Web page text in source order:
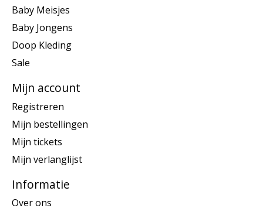
Baby Meisjes
Baby Jongens
Doop Kleding
Sale
Mijn account
Registreren
Mijn bestellingen
Mijn tickets
Mijn verlanglijst
Informatie
Over ons